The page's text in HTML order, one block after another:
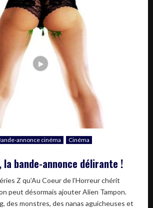
annonce cinéma
Cinéma
la bande-annonce délirante !
Z qu’Au Coeur de l’Horreur chérit
peut désormais ajouter Alien Tampon.
des monstres, des nanas aguicheuses et